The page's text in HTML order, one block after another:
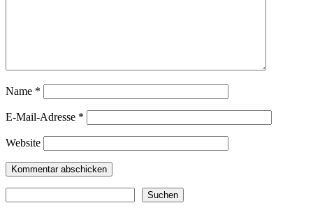
Name *
E-Mail-Adresse *
Website
Suchen